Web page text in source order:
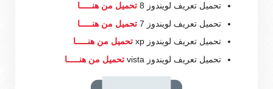
تحميل تعريف لويندوز 8
تحميل من هنـــــا
تحميل تعريف لويندوز 7
تحميل من هنـــــا
تحميل تعريف لويندوز xp
تحميل من هنـــــا
تحميل تعريف لويندوز vista
تحميل من هنـــــا